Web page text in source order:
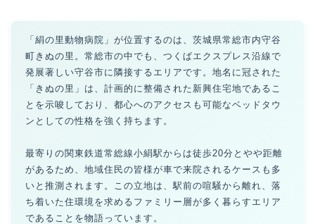
「絹の里動物病院」が位置するのは、茨城県常総市内守谷
町きぬの里。常総市の中でも、つくばエクスプレス沿線で
発展著しい守谷市に隣接するエリアです。地名に冠された
「きぬの里」は、計画的に整備された新興住宅地であるこ
とを示唆しており、都心へのアクセスも可能なベッドタウ
ンとしての性格を強く持ちます。
最寄りの関東鉄道常総線小絹駅からは徒歩20分とやや距離
があるため、地域住民の皆様が車で来院されるケースも多
いと推測されます。この立地は、駅前の喧騒から離れ、落
ち着いた住環境を求めるファミリー層が多く暮らすエリア
であることを物語っています。